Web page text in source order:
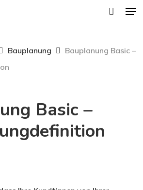
Bauplanung
Bauplanung Basic –
Basic –